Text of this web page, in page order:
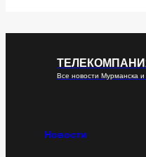
Все новости Мурманска
Новости